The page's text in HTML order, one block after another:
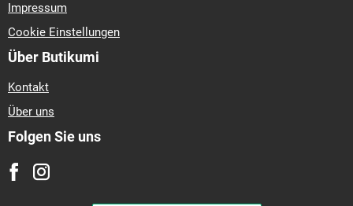
Impressum
Cookie Einstellungen
Über Butikumi
Kontakt
Über uns
Folgen Sie uns